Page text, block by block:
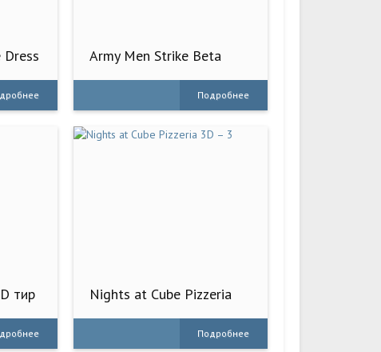
Dress
Army Men Strike Beta
Подробнее
тир
Nights at Cube Pizzeria
Подробнее